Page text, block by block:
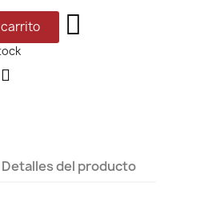
carrito
Detalles del producto